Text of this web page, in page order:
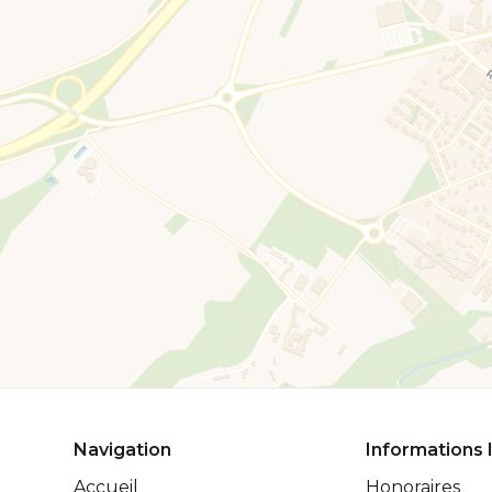
Navigation
Accueil
Informations
Honoraires